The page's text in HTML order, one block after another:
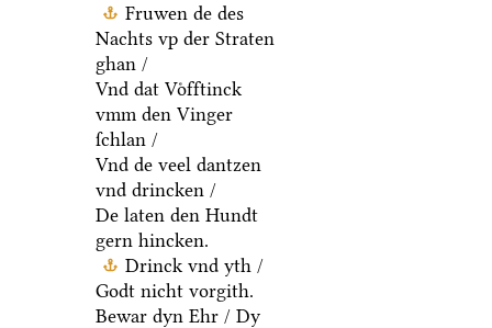
Fruwen de des
Nachts vp der Straten
ghan /
Vnd dat Voͤfftinck
vmm den Vinger
ſchlan /
Vnd de veel dantzen
vnd drincken /
De laten den Hundt
gern hincken.
Drinck vnd yth /
Godt nicht vorgith.
Bewar dyn Ehr / Dy